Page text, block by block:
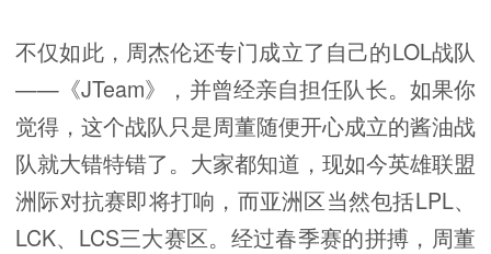
不仅如此，周杰伦还专门成立了自己的LOL战队
——《JTeam》，并曾经亲自担任队长。如果你
觉得，这个战队只是周董随便开心成立的酱油战
队就大错特错了。大家都知道，现如今英雄联盟
洲际对抗赛即将打响，而亚洲区当然包括LPL、
LCK、LCS三大赛区。经过春季赛的拼搏，周董